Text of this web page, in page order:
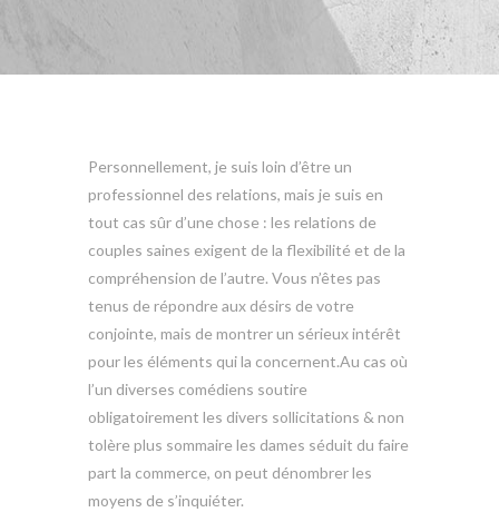
Personnellement, je suis loin d’être un
professionnel des relations, mais je suis en
tout cas sûr d’une chose : les relations de
couples saines exigent de la flexibilité et de la
compréhension de l’autre. Vous n’êtes pas
tenus de répondre aux désirs de votre
conjointe, mais de montrer un sérieux intérêt
pour les éléments qui la concernent.Au cas où
l’un diverses comédiens soutire
obligatoirement les divers sollicitations & non
tolère plus sommaire les dames séduit du faire
part la commerce, on peut dénombrer les
moyens de s’inquiéter.